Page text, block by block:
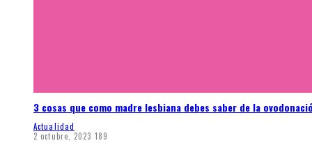
3 cosas que como madre lesbiana debes saber de la
Actualidad
2 octubre, 2023 189